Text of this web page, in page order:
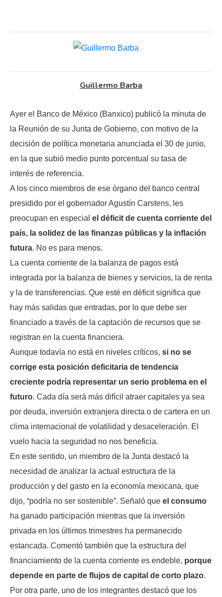
Guillermo Barba
Ayer el Banco de México (Banxico) publicó la minuta de
la Reunión de su Junta de Gobierno, con motivo de la
decisión de política monetaria anunciada el 30 de junio,
en la que subió medio punto porcentual su tasa de
interés de referencia.
A los cinco miembros de ese órgano del banco central
presidido por el gobernador Agustín Carstens, les
preocupan en especial el déficit de cuenta corriente del
país, la solidez de las finanzas públicas y la inflación
futura. No es para menos.
La cuenta corriente de la balanza de pagos está
integrada por la balanza de bienes y servicios, la de renta
y la de transferencias. Que esté en déficit significa que
hay más salidas que entradas, por lo que debe ser
financiado a través de la captación de recursos que se
registran en la cuenta financiera.
Aunque todavía no está en niveles críticos, si no se
corrige esta posición deficitaria de tendencia
creciente podría representar un serio problema en el
futuro. Cada día será más difícil atraer capitales ya sea
por deuda, inversión extranjera directa o de cartera en un
clima internacional de volatilidad y desaceleración. El
vuelo hacia la seguridad no nos beneficia.
En este sentido, un miembro de la Junta destacó la
necesidad de analizar la actual estructura de la
producción y del gasto en la economía mexicana, que
dijo, “podría no ser sostenible”. Señaló que el consumo
ha ganado participación mientras que la inversión
privada en los últimos trimestres ha permanecido
estancada. Comentó también que la estructura del
financiamiento de la cuenta corriente es endeble, porque
depende en parte de flujos de capital de corto plazo.
Por otra parte, uno de los integrantes destacó que los